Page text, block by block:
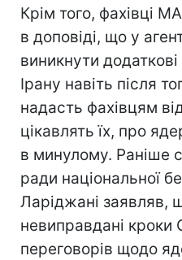
Крім того, фахівці
в доповіді, що у
виникнути
Ірану навіть після
надасть фахівцям
цікавлять їх, про
в минулому. Раніше
ради національної
Ларіджані заявляв,
невиправдані
переговорів щодо